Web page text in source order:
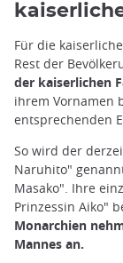
Für die
Rest der
der kaiserlichen
ihrem Vornamen
entsprechenden
So wird der
Naruhito"
Masako". Ihre
Prinzessin Aiko"
Monarchien
Mannes an.